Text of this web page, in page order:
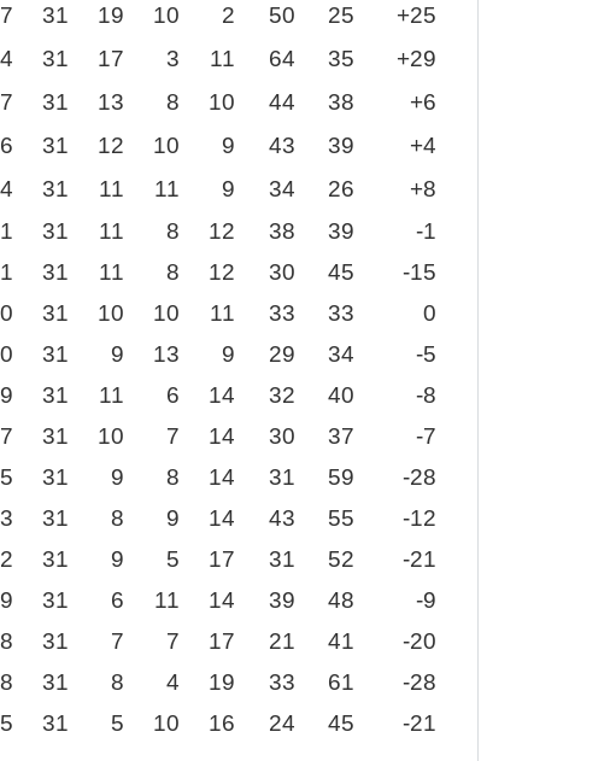
31 19 10 2 50 25
+25
31 17 3 11 64 35
+29
31 13 8 10 44 38
+6
31 12 10 9 43 39
+4
31 11 11 9 34 26
+8
31 11 8 12 38 39
-1
31 11 8 12 30 45
-15
31 10 10 11 33 33
0
31 9 13 9 29 34
-5
31 11 6 14 32 40
-8
31 10 7 14 30 37
-7
31 9 8 14 31 59
-28
31 8 9 14 43 55
-12
31 9 5 17 31 52
-21
31 6 11 14 39 48
-9
31 7 7 17 21 41
-20
31 8 4 19 33 61
-28
31 5 10 16 24 45 -21